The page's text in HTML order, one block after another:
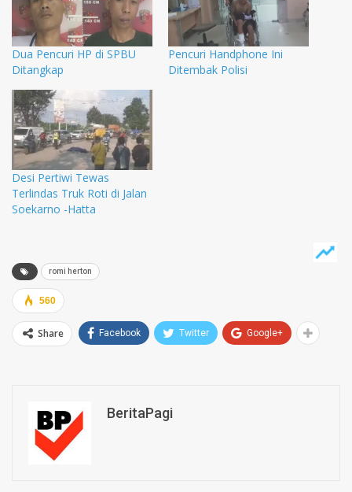
Dua Pencuri HP di SPBU
Ditangkap
Pencuri Handphone Ini
Ditembak Polisi
Desi Pertiwi Tewas
Terlindas Truk Roti di Jalan
Soekarno -Hatta
romi herton
560
Share Facebook Twitter Google+
BeritaPagi